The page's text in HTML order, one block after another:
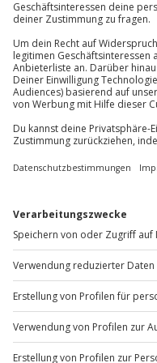
Weine, eine
Teilnehmer
Gutschein
Gruppengröße:
81671 München
Du erreichst uns
außer an
Mo-Fr: 8-20 Uhr | Sa:
Du möchtest als Firma
Sichere Dir attraktive
Mo-Fr: 9-17 Uhr
b2b@jochen-
www.b2b.jochen-
Artikelnummer:62466